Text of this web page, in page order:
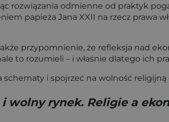
rozwiązania odmienne od praktyk
papieża Jana XXII na rzecz prawa
przypomnienie, że refleksja nad
to rozumieli – i właśnie dlatego ich
i spojrzeć na wolność
i wolny rynek. Religie a